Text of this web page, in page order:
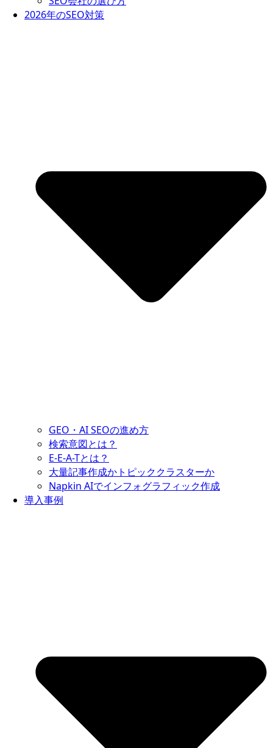
2026年のSEO対策
GEO・AI SEOの進め方
検索意図とは？
E-E-A-Tとは？
大量記事作成かトピッククラスターか
Napkin AIでインフォグラフィック作成
導入事例